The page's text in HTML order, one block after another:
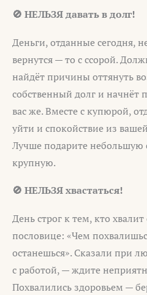
🚫 НЕЛЬЗЯ давать в долг!
Деньги, отданные сегодня,
вернутся — то с ссорой.
найдёт причины оттянуть
собственный долг и начнёт
вас же. Вместе с купюрой,
уйти и спокойствие из
Лучше подарите небольшую
крупную.
🚫 НЕЛЬЗЯ хвастаться!
День строг к тем, кто
пословице: «Чем
останешься». Сказали при
с работой, — ждите
Похвалились здоровьем —